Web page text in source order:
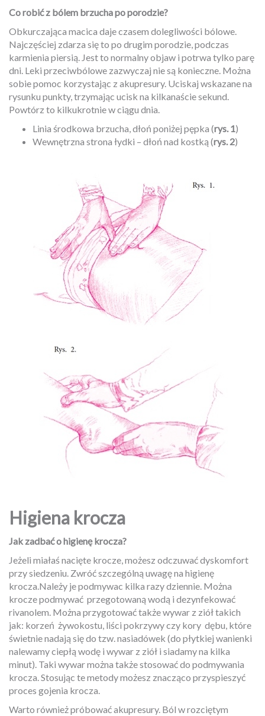
Co robić z bólem brzucha po porodzie?
Obkurczająca macica daje czasem dolegliwości bólowe.
Najczęściej zdarza się to po drugim porodzie, podczas
karmienia piersią. Jest to normalny objaw i potrwa tylko parę
dni. Leki przeciwbólowe zazwyczaj nie są konieczne. Można
sobie pomoc korzystając z akupresury. Uciskaj wskazane na
rysunku punkty, trzymając ucisk na kilkanaście sekund.
Powtórz to kilkukrotnie w ciągu dnia.
Linia środkowa brzucha, dłoń poniżej pępka (rys. 1)
Wewnętrzna strona łydki – dłoń nad kostką (rys. 2)
Higiena krocza
Jak zadbać o higienę krocza?
Jeżeli miałaś nacięte krocze, możesz odczuwać dyskomfort
przy siedzeniu. Zwróć szczególną uwagę na higienę
krocza.Należy je podmywac kilka razy dziennie. Można
krocze podmywać przegotowaną wodą i dezynfekować
rivanolem. Można przygotować także wywar z ziół takich
jak: korzeń żywokostu, liści pokrzywy czy kory dębu, które
świetnie nadają się do tzw. nasiadówek (do płytkiej wanienki
nalewamy ciepłą wodę i wywar z ziół i siadamy na kilka
minut). Taki wywar można także stosować do podmywania
krocza. Stosując te metody możesz znacząco przyspieszyć
proces gojenia krocza.
Warto również próbować akupresury. Ból w rozciętym